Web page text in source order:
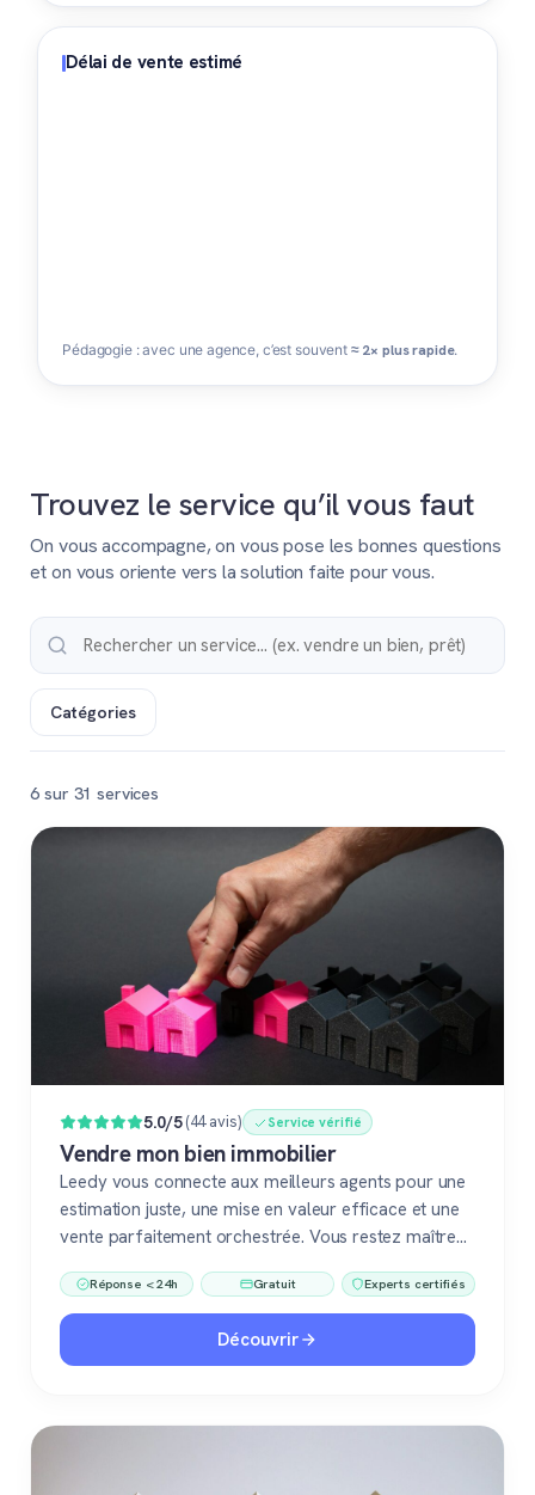
Délai de vente estimé
Pédagogie : avec une agence, c’est souvent ≈ 2× plus rapide.
Trouvez le service qu’il vous faut
On vous accompagne, on vous pose les bonnes questions
et on vous oriente vers la solution faite pour vous.
Catégories
6 sur 31 services
Populaire
5.0/5(44 avis) Service vérifié
Vendre mon bien immobilier
Leedy vous connecte aux meilleurs agents pour une
estimation juste, une mise en valeur efficace et une
vente parfaitement orchestrée. Vous restez maître
Réponse < 24h Gratuit Experts certifiés
Découvrir